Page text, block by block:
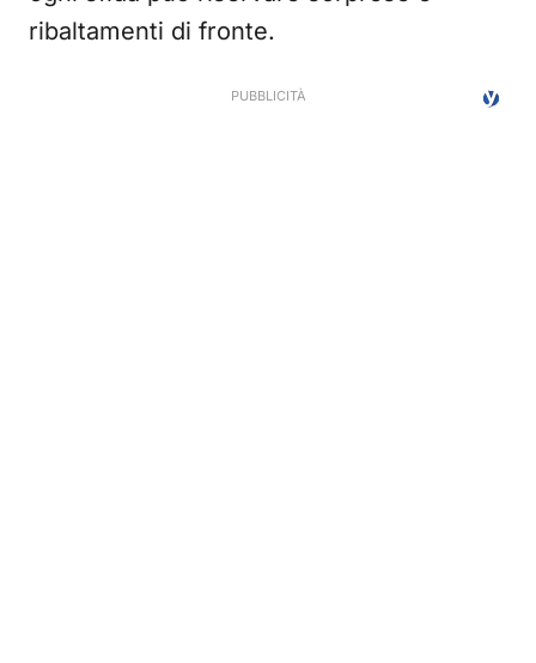
ribaltamenti di fronte.